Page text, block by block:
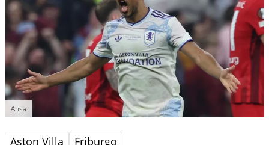
Ansa
Aston Villa Friburgo